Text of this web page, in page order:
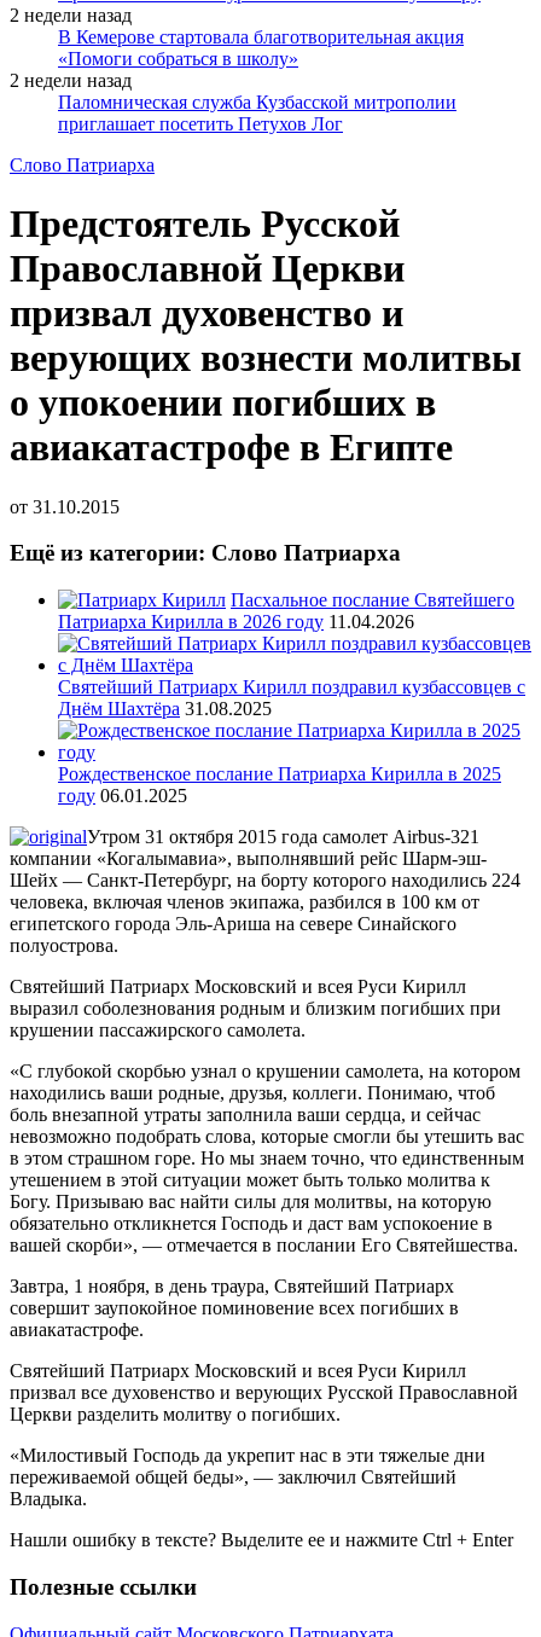
2 недели назад
В Кемерове стартовала благотворительная акция
«Помоги собраться в школу»
2 недели назад
Паломническая служба Кузбасской митрополии
приглашает посетить Петухов Лог
Слово Патриарха
Предстоятель Русской
Православной Церкви
призвал духовенство и
верующих вознести молитвы
о упокоении погибших в
авиакатастрофе в Египте
от 31.10.2015
Ещё из категории: Слово Патриарха
Пасхальное послание Святейшего
Патриарха Кирилла в 2026 году 11.04.2026
Святейший Патриарх Кирилл поздравил кузбассовцев с
Днём Шахтёра 31.08.2025
Рождественское послание Патриарха Кирилла в 2025
году 06.01.2025
Утром 31 октября 2015 года самолет Airbus-321
компании «Когалымавиа», выполнявший рейс Шарм-эш-
Шейх — Санкт-Петербург, на борту которого находились 224
человека, включая членов экипажа, разбился в 100 км от
египетского города Эль-Ариша на севере Синайского
полуострова.
Святейший Патриарх Московский и всея Руси Кирилл
выразил соболезнования родным и близким погибших при
крушении пассажирского самолета.
«С глубокой скорбью узнал о крушении самолета, на котором
находились ваши родные, друзья, коллеги. Понимаю, чтоб
боль внезапной утраты заполнила ваши сердца, и сейчас
невозможно подобрать слова, которые смогли бы утешить вас
в этом страшном горе. Но мы знаем точно, что единственным
утешением в этой ситуации может быть только молитва к
Богу. Призываю вас найти силы для молитвы, на которую
обязательно откликнется Господь и даст вам успокоение в
вашей скорби», — отмечается в послании Его Святейшества.
Завтра, 1 ноября, в день траура, Святейший Патриарх
совершит заупокойное поминовение всех погибших в
авиакатастрофе.
Святейший Патриарх Московский и всея Руси Кирилл
призвал все духовенство и верующих Русской Православной
Церкви разделить молитву о погибших.
«Милостивый Господь да укрепит нас в эти тяжелые дни
переживаемой общей беды», — заключил Святейший
Владыка.
Нашли ошибку в тексте? Выделите ее и нажмите Ctrl + Enter
Полезные ссылки